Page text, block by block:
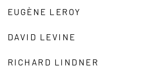
EUGÈNE LEROY
DAVID LEVINE
RICHARD LINDNER